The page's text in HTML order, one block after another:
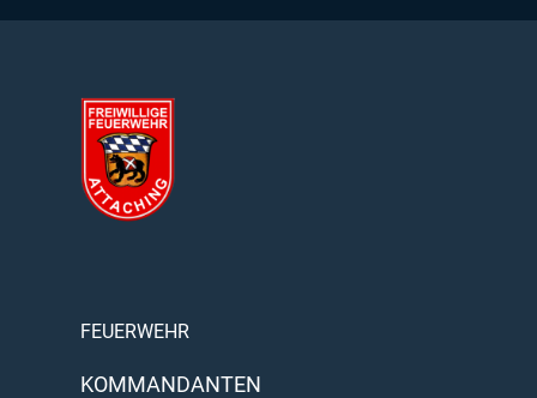
FEUERWEHR
KOMMANDANTEN